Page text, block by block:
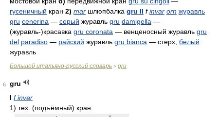
гусеничный кран 2) mar шлюпбалка gru II f invar orn журавль
gru cenerina — серый журавль gru damigella —
(журавль-)красавка gru coronata — венценосный журавль gru
del paradiso — райский журавль gru bianca — стерх, белый
журавль
Большой итальяно-русский словарь > gru
6
gru
I f invar
1) тех. (подъёмный) кран